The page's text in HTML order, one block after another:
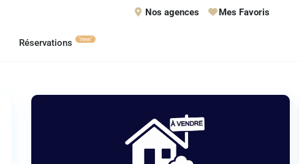
Nos agences Mes Favoris
Réservations "new"